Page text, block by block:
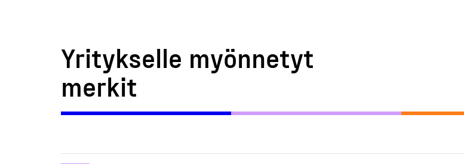
Yritykselle myönnetyt
merkit